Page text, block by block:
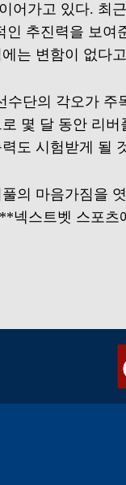
어가고 있다. 최
추진력을 보여
는 변함이 없다
수단의 각오가
몇 달 동안 리
도 시험받게 될
의 마음가짐을
넥스트벳 스포